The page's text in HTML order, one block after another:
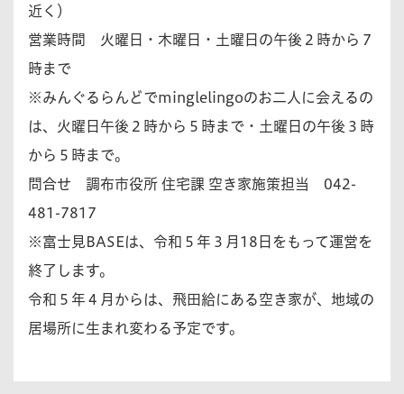
近く）
営業時間 火曜日・木曜日・土曜日の午後２時から７
時まで
※みんぐるらんどでminglelingoのお二人に会えるの
は、火曜日午後２時から５時まで・土曜日の午後３時
から５時まで。
問合せ 調布市役所 住宅課 空き家施策担当 042-
481-7817
※富士見BASEは、令和５年３月18日をもって運営を
終了します。
令和５年４月からは、飛田給にある空き家が、地域の
居場所に生まれ変わる予定です。